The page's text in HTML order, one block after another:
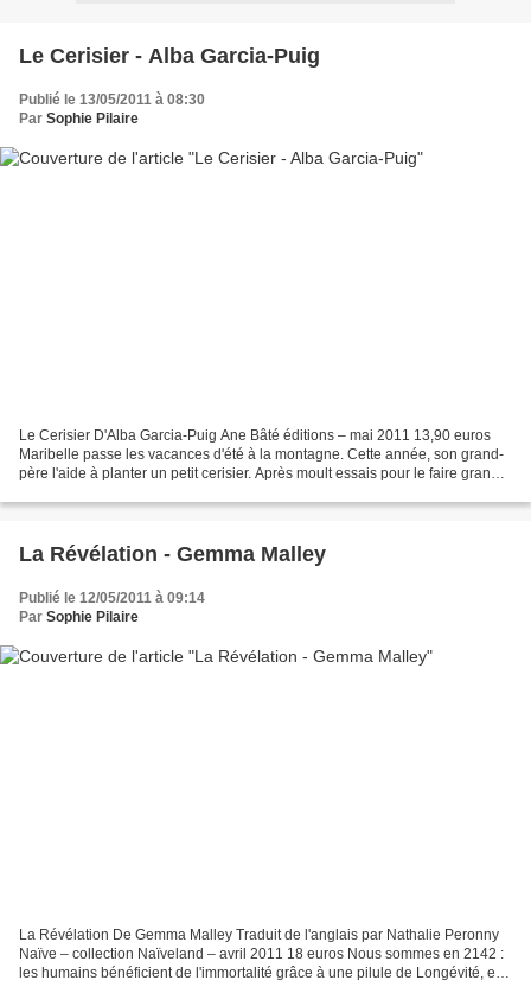
Le Cerisier - Alba Garcia-Puig
Publié le 13/05/2011 à 08:30
Par Sophie Pilaire
Le Cerisier D'Alba Garcia-Puig Ane Bâté éditions – mai 2011 13,90 euros
Maribelle passe les vacances d'été à la montagne. Cette année, son grand-
père l'aide à planter un petit cerisier. Après moult essais pour le faire grandir
La Révélation - Gemma Malley
Publié le 12/05/2011 à 09:14
Par Sophie Pilaire
La Révélation De Gemma Malley Traduit de l'anglais par Nathalie Peronny
Naïve – collection Naïveland – avril 2011 18 euros Nous sommes en 2142 :
les humains bénéficient de l'immortalité grâce à une pilule de Longévité, et il